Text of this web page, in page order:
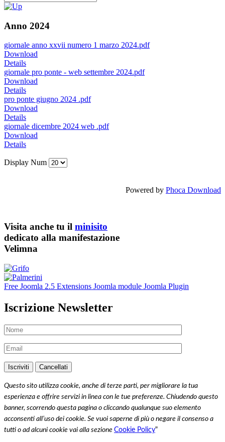
Anno 2024
giornale anno xxvii numero 1 marzo 2024.pdf
Download
Details
giornale pro ponte - web settembre 2024.pdf
Download
Details
pro ponte giugno 2024 .pdf
Download
Details
giornale dicembre 2024 web .pdf
Download
Details
Display Num
Powered by Phoca Download
Visita anche tu il minisito
dedicato alla manifestazione
Velimna
Free Joomla 2.5 Extensions Joomla module Joomla Plugin
Iscrizione Newsletter
Questo sito utilizza cookie, anche di terze parti, per migliorare la tua
esperienza e offrire servizi in linea con le tue preferenze. Chiudendo questo
banner, scorrendo questa pagina o cliccando qualunque suo elemento
acconsenti all’uso dei cookie. Se vuoi saperne di più o negare il consenso a
tutti o ad alcuni cookie vai alla sezione Cookie Policy"